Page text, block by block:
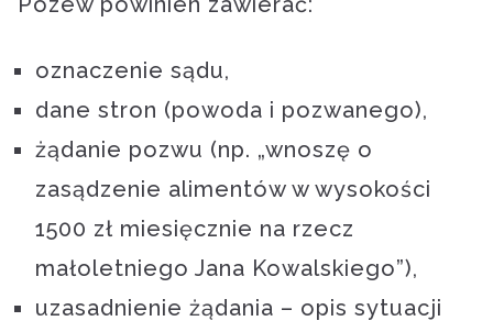
oznaczenie sądu,
dane stron (powoda i pozwanego),
żądanie pozwu (np. „wnoszę o
zasądzenie alimentów w wysokości
1500 zł miesięcznie na rzecz
małoletniego Jana Kowalskiego”),
uzasadnienie żądania – opis sytuacji